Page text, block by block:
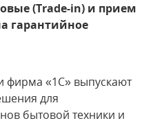
(Trade-in) и прием
гарантийное
фирма «1С» выпускают
для
бытовой техники и